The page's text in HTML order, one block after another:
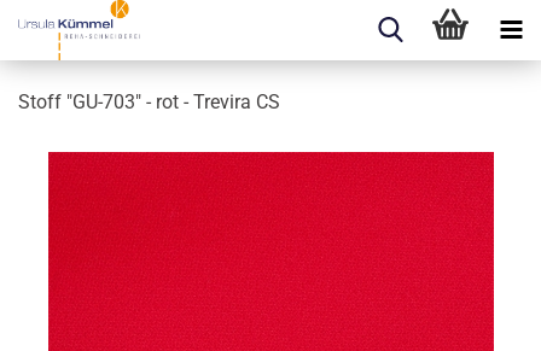
Stoff "GU-​703" - rot - Tre­vi­ra CS